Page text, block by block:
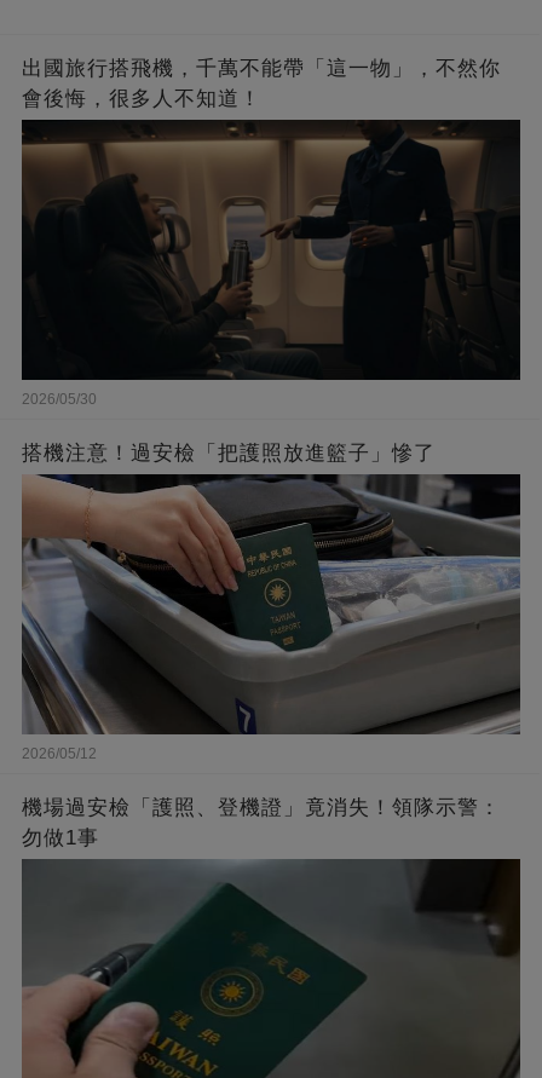
出國旅行搭飛機，千萬不能帶「這一物」，不然你
會後悔，很多人不知道！
2026/05/30
搭機注意！過安檢「把護照放進籃子」慘了
2026/05/12
機場過安檢「護照、登機證」竟消失！領隊示警：
勿做1事